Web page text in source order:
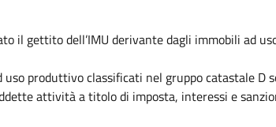
il gettito dell’IMU derivante dagli immobili ad
produttivo classificati nel gruppo catastale D
attività a titolo di imposta, interessi e